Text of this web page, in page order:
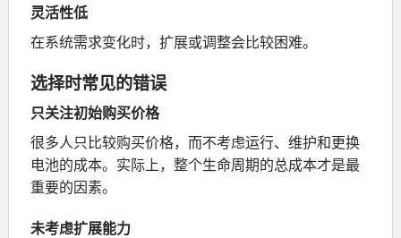
灵活性低
在系统需求变化时，扩展或调整会比较困难。
选择时常见的错误
只关注初始购买价格
很多人只比较购买价格，而不考虑运行、维护和更换
电池的成本。实际上，整个生命周期的总成本才是最
重要的因素。
未考虑扩展能力